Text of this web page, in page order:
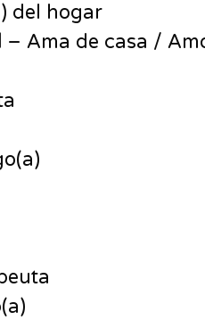
del hogar
– Ama de casa /